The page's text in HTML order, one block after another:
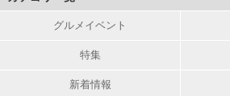
グルメイベント
特集
新着情報